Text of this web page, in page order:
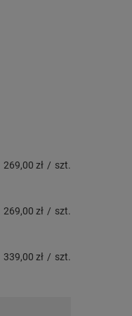
269,00 zł / szt.
269,00 zł / szt.
339,00 zł / szt.